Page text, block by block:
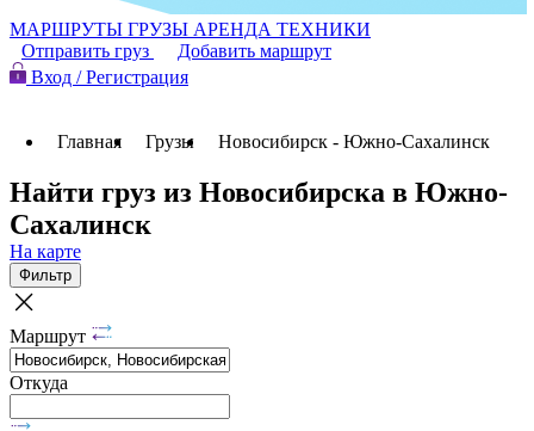
МАРШРУТЫ ГРУЗЫ АРЕНДА ТЕХНИКИ
Отправить груз
Добавить маршрут
Вход / Регистрация
Главная Грузы Новосибирск - Южно-Сахалинск
Найти груз из Новосибирска в Южно-
Сахалинск
На карте
Фильтр
Маршрут
Откуда